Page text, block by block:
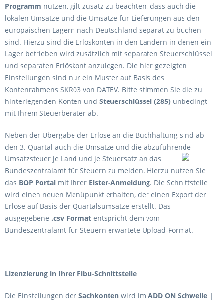
Programm nutzen, gilt zusätz zu beachten, dass auch die
lokalen Umsätze und die Umsätze für Lieferungen aus den
europäischen Lagern nach Deutschland separat zu buchen
sind. Hierzu sind die Erlöskonten in den Ländern in denen ein
Lager betrieben wird zusätzlich mit separaten Steuerschlüssel
und separaten Erlöskont anzulegen. Die hier gezeigten
Einstellungen sind nur ein Muster auf Basis des
Kontenrahmens SKR03 von DATEV. Bitte stimmen Sie die zu
hinterlegenden Konten und Steuerschlüssel (285) unbedingt
mit Ihrem Steuerberater ab.
Neben der Übergabe der Erlöse an die Buchhaltung sind ab
den 3. Quartal auch die Umsätze und die abzuführende
Umsatzsteuer je Land und je Steuersatz an das
Bundeszentralamt für Steuern zu melden. Hierzu nutzen Sie
das BOP Portal mit Ihrer Elster-Anmeldung. Die Schnittstelle
wird einen neuen Menüpunkt erhalten, der einen Export der
Erlöse auf Basis der Quartalsumsätze erstellt. Das
ausgegebene .csv Format entspricht dem vom
Bundeszentralamt für Steuern erwartete Upload-Format.
Lizenzierung in Ihrer Fibu-Schnittstelle
Die Einstellungen der Sachkonten wird im ADD ON Schwelle |